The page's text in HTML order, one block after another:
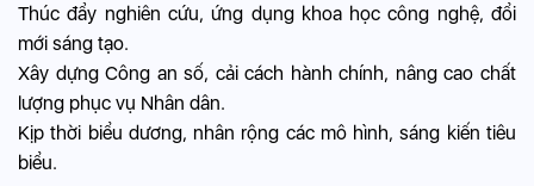
Thúc đẩy nghiên cứu, ứng dụng khoa học công nghệ, đổi
mới sáng tạo.
Xây dựng Công an số, cải cách hành chính, nâng cao chất
lượng phục vụ Nhân dân.
Kịp thời biểu dương, nhân rộng các mô hình, sáng kiến tiêu
biểu.